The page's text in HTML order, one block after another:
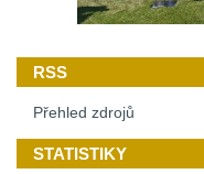
RSS
Přehled zdrojů
STATISTIKY